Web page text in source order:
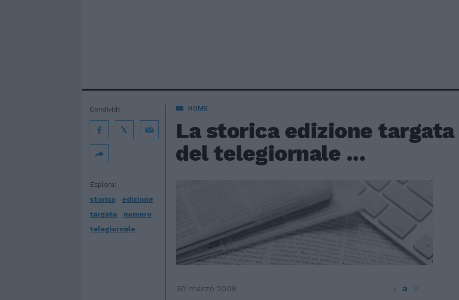
HOME
La storica edizione
del telegiornale ...
Esplora:
storica
edizione
targata
numero
telegiornale
Condividi:
30 marzo 2008 a